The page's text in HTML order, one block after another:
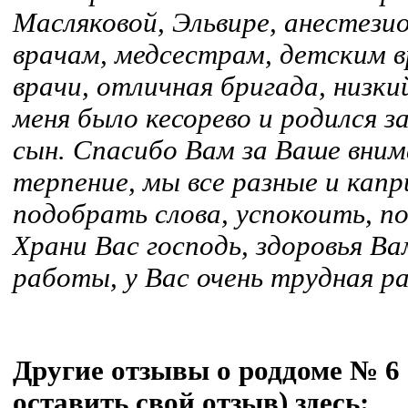
Масляковой, Эльвире,
врачам, медсестрам, детским
врачи, отличная бригада,
меня было кесорево и родился
сын. Спасибо Вам за Ваше
терпение, мы все разные и
подобрать слова, успокоить,
Храни Вас господь, здоровья
работы, у Вас очень трудная
Другие отзывы о роддоме № 6